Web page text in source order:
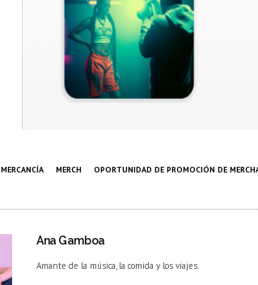
MERCANCÍA MERCH OPORTUNIDAD DE PROMOCIÓN DE
Ana Gamboa
Amante de la música, la comida y los viajes.